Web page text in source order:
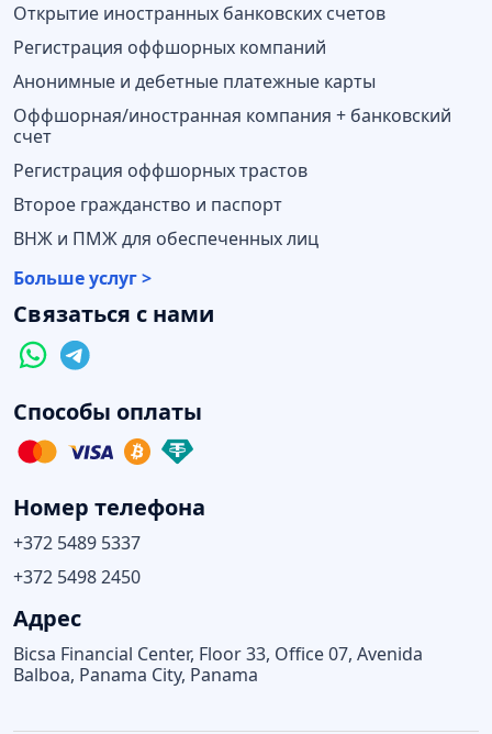
Открытие иностранных банковских счетов
Регистрация оффшорных компаний
Анонимные и дебетные платежные карты
Оффшорная/иностранная компания + банковский
счет
Регистрация оффшорных трастов
Второе гражданство и паспорт
ВНЖ и ПМЖ для обеспеченных лиц
Больше услуг >
Связаться с нами
Способы оплаты
Номер телефона
+372 5489 5337
+372 5498 2450
Адрес
Bicsa Financial Center, Floor 33, Office 07, Avenida
Balboa, Panama City, Panama